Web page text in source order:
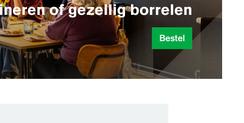
of gezellig borrelen
Bestel